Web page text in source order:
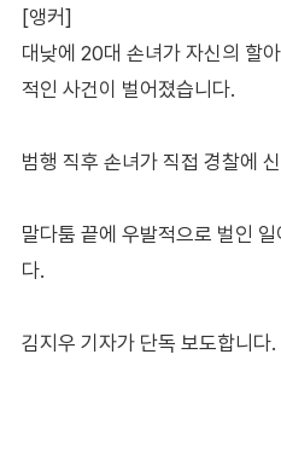
[앵커]
대낮에 20대 손녀가 자신의 할
적인 사건이 벌어졌습니다.
범행 직후 손녀가 직접 경찰에
말다툼 끝에 우발적으로 벌인
다.
김지우 기자가 단독 보도합니다.